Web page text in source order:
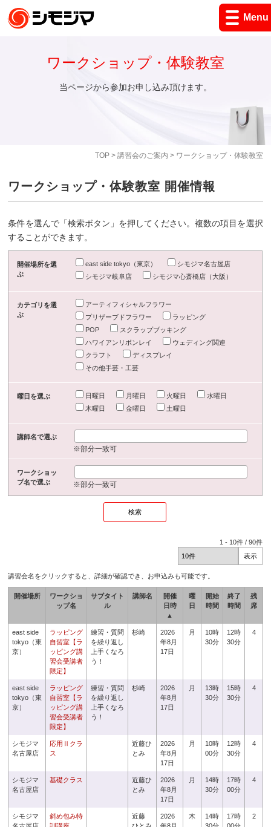
Menu
TOP> 講習会のご案内 > ワークショップ・体験教室
ワークショップ・体験教室
当ページから参加お申し込み頂けます。
ワークショップ・体験教室 開催情報
条件を選んで「検索ボタン」を押してください。複数の項目を選択
することができます。
開催場所を選
ぶ
east side tokyo（東京）
シモジマ名古屋店
シモジマ岐阜店
シモジマ心斎橋店（大阪）
カテゴリを選
ぶ
アーティフィシャルフラワー
プリザーブドフラワー
ラッピング
POP
スクラップブッキング
ハワイアンリボンレイ
ウェディング関連
クラフト
ディスプレイ
その他手芸・工芸
曜日を選ぶ 日曜日 月曜日 火曜日
水曜日
木曜日
金曜日 土曜日
講師名で選ぶ
※部分一致可
ワークショッ
プ名で選ぶ
※部分一致可
1 - 10件 /90件
講習会名をクリックすると、詳細が確認でき、お申込みも可能です。
開催場所
ワークショ
ップ名
サブタイト
ル
講師名
開催
日時
▲
曜
日
開始
時間
終了
時間
残
席
east side
tokyo（東
京）
ラッピング
自習室【ラ
ッピング講
習会受講者
限定】
練習・質問
を繰り返し
上手くなろ
う！
杉崎
2026
年8月
17日
月
10時
30分
12時
30分
4
east side
tokyo（東
京）
ラッピング
自習室【ラ
ッピング講
習会受講者
限定】
練習・質問
を繰り返し
上手くなろ
う！
杉崎
2026
年8月
17日
月
13時
30分
15時
30分
4
シモジマ
名古屋店
応用Ⅱクラ
ス
近藤ひ
とみ
2026
年8月
17日
月
10時
00分
12時
30分
4
シモジマ
名古屋店
基礎クラス
近藤ひ
とみ
2026
年8月
17日
月
14時
30分
17時
00分
4
シモジマ
斜め包み特
近藤
2026
木
14時
17時
2